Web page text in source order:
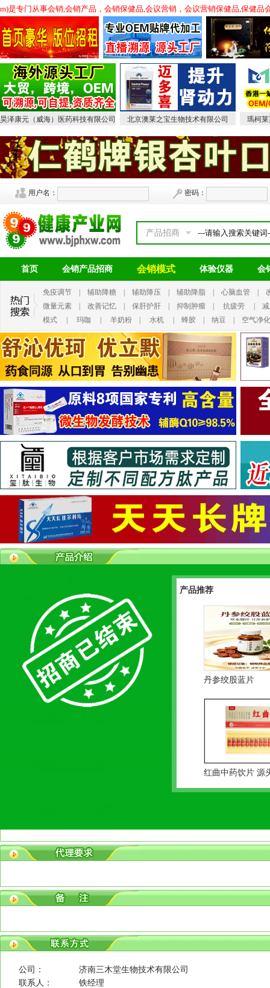
专门从事会销,会销产品，会销保健品,会议营销，会议营销保健品,保健品
昊泽康元（威海）医药科技有限公司 北京澳莱之宝生物技术有限公司 瑪柯
用户名： 密码：
产品招商
首页 会销产品招商 会销模式 体验仪器 会
免疫调节 辅助降糖 辅助降压 辅助降脂 心脑血管
微量元素
改善记忆 保肝护肝 抑制肿瘤 抗疲劳
模式
玛咖 羊奶粉 水机 蜂胶 纳豆 空气净
产品推荐
丹参绞股蓝片
【规格包装】：0.6/片*90片*6瓶
【所属类别】：会销产品 骨质疏松 调节血糖 调脂调压 风湿
【招商区域】：全国
【公司名称】：济南三木堂生物技术有限公司
【查看次数】：[166169]次
公司：
济南三木堂生物技术有限公司
联系人：
铁经理